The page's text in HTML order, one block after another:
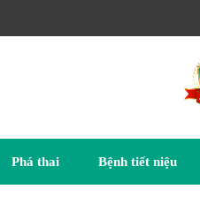
Phá thai Bệnh tiết niệu